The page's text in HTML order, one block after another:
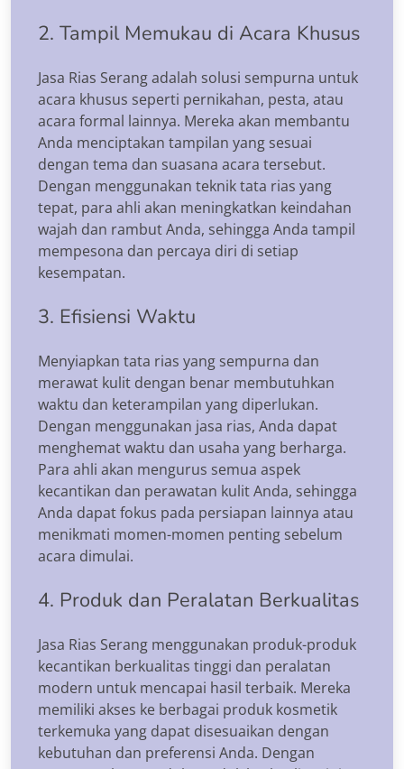
2. Tampil Memukau di Acara Khusus
Jasa Rias Serang adalah solusi sempurna untuk
acara khusus seperti pernikahan, pesta, atau
acara formal lainnya. Mereka akan membantu
Anda menciptakan tampilan yang sesuai
dengan tema dan suasana acara tersebut.
Dengan menggunakan teknik tata rias yang
tepat, para ahli akan meningkatkan keindahan
wajah dan rambut Anda, sehingga Anda tampil
mempesona dan percaya diri di setiap
kesempatan.
3. Efisiensi Waktu
Menyiapkan tata rias yang sempurna dan
merawat kulit dengan benar membutuhkan
waktu dan keterampilan yang diperlukan.
Dengan menggunakan jasa rias, Anda dapat
menghemat waktu dan usaha yang berharga.
Para ahli akan mengurus semua aspek
kecantikan dan perawatan kulit Anda, sehingga
Anda dapat fokus pada persiapan lainnya atau
menikmati momen-momen penting sebelum
acara dimulai.
4. Produk dan Peralatan Berkualitas
Jasa Rias Serang menggunakan produk-produk
kecantikan berkualitas tinggi dan peralatan
modern untuk mencapai hasil terbaik. Mereka
memiliki akses ke berbagai produk kosmetik
terkemuka yang dapat disesuaikan dengan
kebutuhan dan preferensi Anda. Dengan